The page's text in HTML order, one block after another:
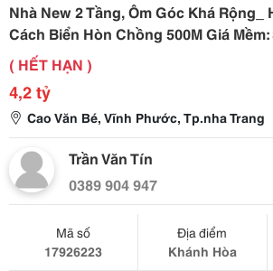
Nhà New 2 Tầng, Ôm Góc Khá Rộng_
Cách Biển Hòn Chồng 500M Giá Mềm:
( HẾT HẠN )
4,2 tỷ
Cao Văn Bé, Vĩnh Phước, Tp.nha Trang
Trần Văn Tín
0389 904 947
Mã số
17926223
Địa điểm
Khánh Hòa